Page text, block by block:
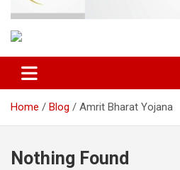
Chhattisgarh Star
Home Blog Amrit Bharat Yojana
Nothing Found